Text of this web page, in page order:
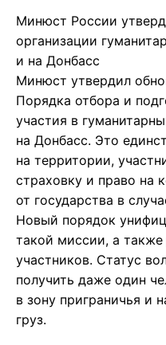
Минюст России
организации
и на Донбасс
Минюст утвердил
Порядка отбора и
участия в
на Донбасс. Это
на территории,
страховку и право на
от государства в
Новый порядок
такой миссии, а
участников. Статус
получить даже один
в зону приграничья и
груз.